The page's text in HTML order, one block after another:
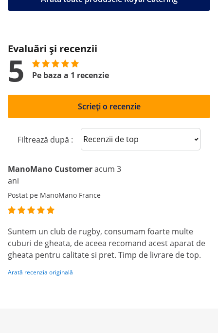
Evaluări și recenzii
5 Pe baza a 1 recenzie
Scrieți o recenzie
Filtrează după : Sort reviews
ManoMano Customeracum 3
ani
Postat pe ManoMano France
Suntem un club de rugby, consumam foarte multe
cuburi de gheata, de aceea recomand acest aparat de
gheata pentru calitate si pret. Timp de livrare de top.
Arată recenzia originală